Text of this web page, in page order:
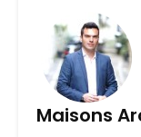
Maisons